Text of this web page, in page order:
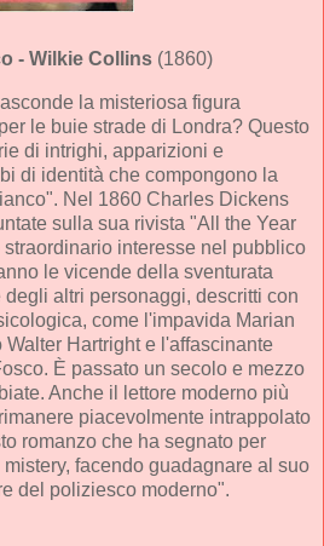
- Wilkie Collins (1860)
la misteriosa figura
le buie strade di Londra? Questo
di intrighi, apparizioni e
di identità che compongono la
Nel 1860 Charles Dickens
sulla sua rivista "All the Year
interesse nel pubblico
le vicende della sventurata
altri personaggi, descritti con
come l'impavida Marian
Hartright e l'affascinante
È passato un secolo e mezzo
Anche il lettore moderno più
piacevolmente intrappolato
romanzo che ha segnato per
facendo guadagnare al suo
del poliziesco moderno".